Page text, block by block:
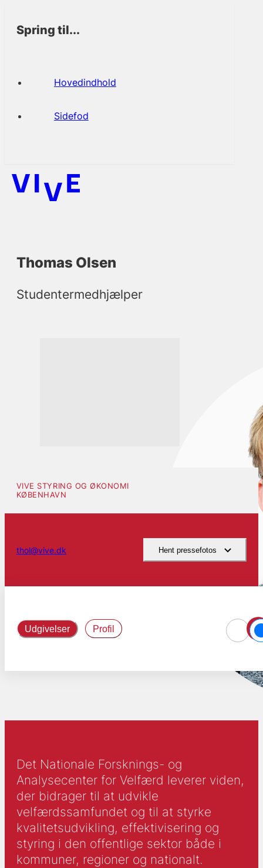
Spring til...
Hovedindhold
Sidefod
Thomas Olsen
Studentermedhjælper
VIVE STYRING OG ØKONOMI
KØBENHAVN
thol@vive.dk Hent pressefotos
Udgivelser Profil
Det Nationale Forsknings- og
Analysecenter for Velfærd leverer viden,
der bidrager til at udvikle
velfærdssamfundet og til at styrke
kvalitetsudvikling, effektivisering og
styring i den offentlige sektor både i
kommuner, regioner og nationalt.